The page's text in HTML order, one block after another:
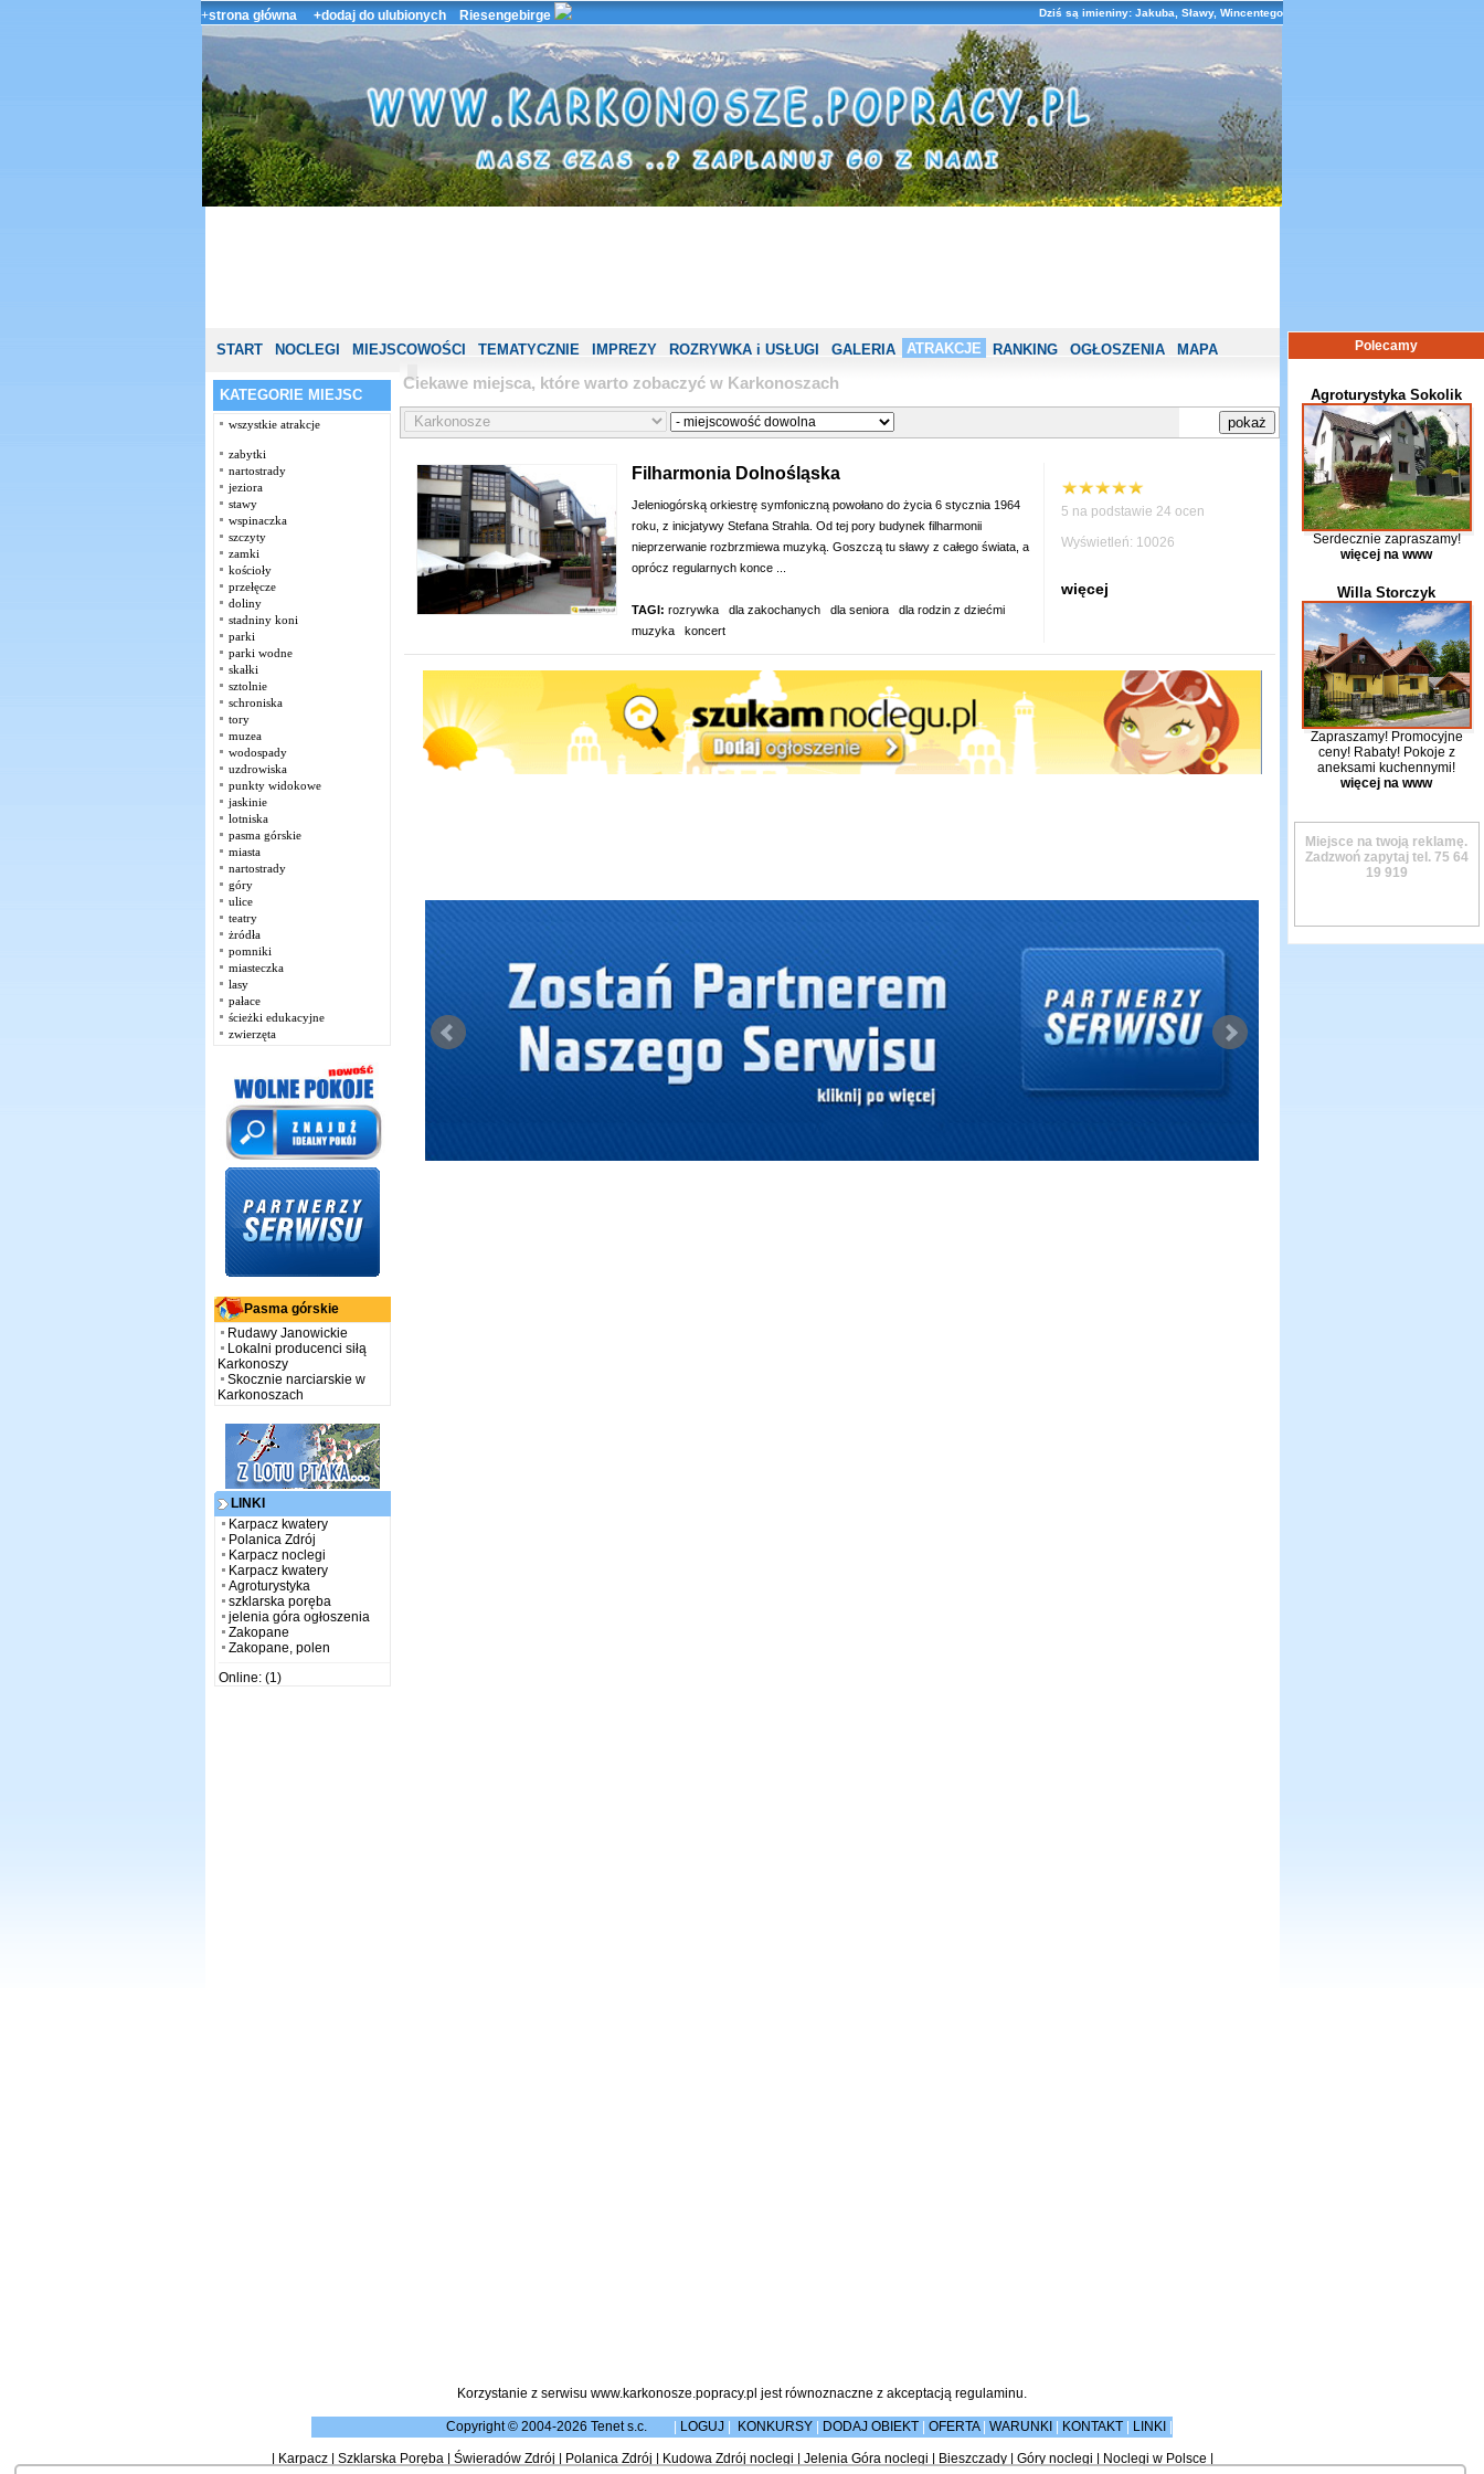
+strona główna +dodaj do ulubionych Riesengebirge Dziś są imieniny: Jakuba, Sławy, Wincentego
START NOCLEGI MIEJSCOWOŚCI TEMATYCZNIE IMPREZY ROZRYWKA i USŁUGI GALERIA ATRAKCJE RANKING OGŁOSZENIA MAPA
KATEGORIE MIEJSC
wszystkie atrakcje
zabytki
nartostrady
jeziora
stawy
wspinaczka
szczyty
zamki
kościoły
przełęcze
doliny
stadniny koni
parki
parki wodne
skałki
sztolnie
schroniska
tory
muzea
wodospady
uzdrowiska
punkty widokowe
jaskinie
lotniska
pasma górskie
miasta
nartostrady
góry
ulice
teatry
żródła
pomniki
miasteczka
lasy
pałace
ścieżki edukacyjne
zwierzęta
Pasma górskie
Rudawy Janowickie
Lokalni producenci siłą
Karkonoszy
Skocznie narciarskie w
Karkonoszach
LINKI
Karpacz kwatery
Polanica Zdrój
Karpacz noclegi
Karpacz kwatery
Agroturystyka
szklarska poręba
jelenia góra ogłoszenia
Zakopane
Zakopane, polen
Online: (1)
Ciekawe miejsca, które warto zobaczyć w Karkonoszach
Filharmonia Dolnośląska
Jeleniogórską orkiestrę symfoniczną powołano do życia 6 stycznia 1964
roku, z inicjatywy Stefana Strahla. Od tej pory budynek filharmonii
nieprzerwanie rozbrzmiewa muzyką. Goszczą tu sławy z całego świata, a
oprócz regularnych konce ...
TAGI: rozrywka dla zakochanych dla seniora
dla rodzin z dziećmi
muzyka
koncert
5 na podstawie 24 ocen
Wyświetleń: 10026
więcej
Polecamy
Agroturystyka Sokolik
Serdecznie zapraszamy!
więcej na www
Willa Storczyk
Zapraszamy! Promocyjne
ceny! Rabaty! Pokoje z
aneksami kuchennymi!
więcej na www
Miejsce na twoją reklamę.
Zadzwoń zapytaj tel. 75 64
19 919
Korzystanie z serwisu www.karkonosze.popracy.pl jest równoznaczne z akceptacją regulaminu.
Copyright © 2004-2026 Tenet s.c. LOGUJ KONKURSY DODAJ OBIEKT OFERTA| WARUNKI KONTAKT LINKI
Karpacz| Szklarska Poręba| Świeradów Zdrój Polanica Zdrój Kudowa Zdrój noclegi Jelenia Góra noclegi Bieszczady| Góry noclegi Noclegi w Polsce